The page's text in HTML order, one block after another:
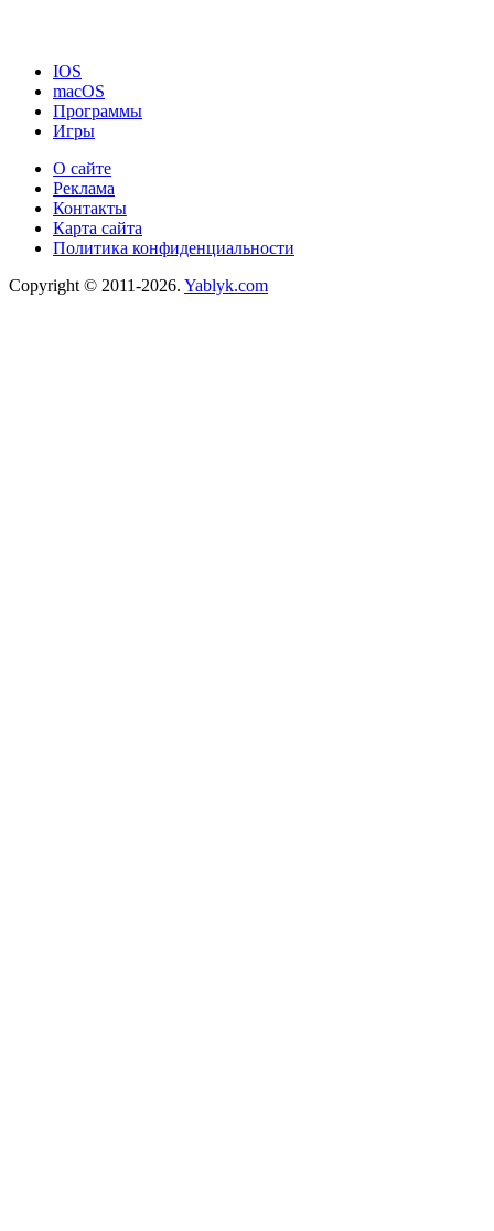
IOS
macOS
Программы
Игры
О сайте
Реклама
Контакты
Карта сайта
Политика конфиденциальности
Copyright © 2011-2026. Yablyk.сom